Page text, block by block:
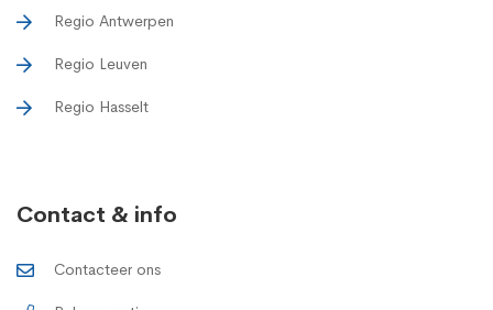
Regio Antwerpen
Regio Leuven
Regio Hasselt
Contact & info
Contacteer ons